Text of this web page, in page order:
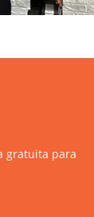
gratuita para